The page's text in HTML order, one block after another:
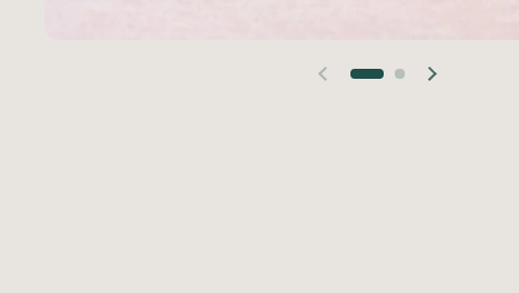
Diapositiva anterior
Siguiente